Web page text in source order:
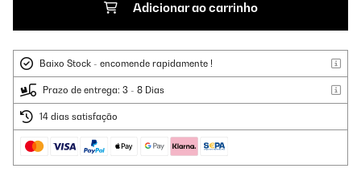
Adicionar ao carrinho
Baixo Stock - encomende rapidamente !
Prazo de entrega: 3 - 8 Dias
14 dias satisfação